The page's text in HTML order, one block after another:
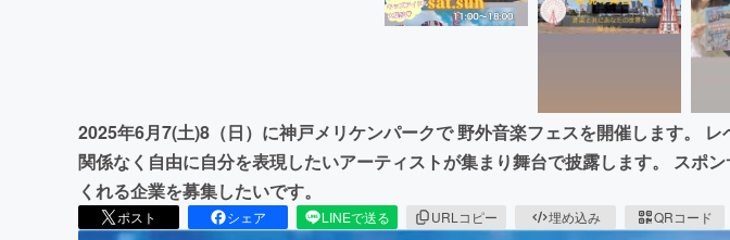
2025年6月7(土)8（日）に神戸メリケンパークで 野外音楽フェスを開催します。 レ
関係なく自由に自分を表現したいアーティストが集まり舞台で披露します。 スポ
くれる企業を募集したいです。
ポスト シェア LINEで送る URLコピー 埋め込み QRコード